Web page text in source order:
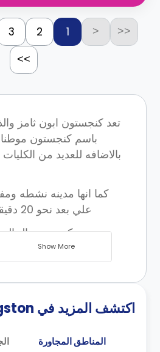
<<
<
1
2
3
>>
تعد كنجستون ابون ثامز
باسم كنجستون
بالاضافه للعديد من
كما انها مدينه نشطه
علي بعد نحو 20 دقيقه من وسط لندن
مدينه كنجستون
القديمه حيث توج الملوك
اعطي المدينه اسمها
وامنه وانيقه للغايه كما
فهي خيار مميز
Show More
اكتشف المزيد في Kingston
المناطق المجاورة